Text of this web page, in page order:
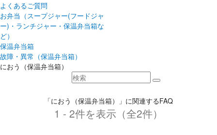
よくあるご質問
お弁当（スープジャー(フードジャ
ー)・ランチジャー・保温弁当箱な
ど）
保温弁当箱
故障・異常（保温弁当箱）
におう（保温弁当箱）
「におう（保温弁当箱）」に関連するFAQ
1 - 2件を表示（全2件）